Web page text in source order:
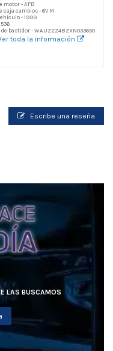
motor - AFB
caja cambios - 6V M
- 1999
bastidor - WAUZZZ4BZXN033650
toda la información
Escribe una reseña
LAS BUSCAMOS